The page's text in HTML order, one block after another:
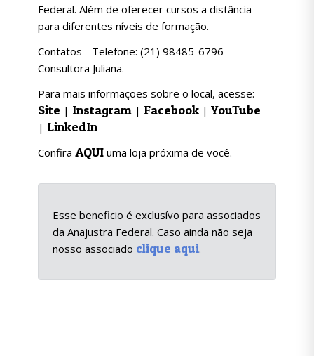
Federal. Além de oferecer cursos a distância
para diferentes níveis de formação.
Contatos - Telefone: (21) 98485-6796 -
Consultora Juliana.
Para mais informações sobre o local, acesse:
Site | Instagram | Facebook | YouTube
| LinkedIn
Confira AQUI uma loja próxima de você.
Esse beneficio é exclusívo para associados
da Anajustra Federal. Caso ainda não seja
nosso associado clique aqui.